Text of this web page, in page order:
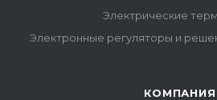
Электрические
Электронные регуляторы и
КОМПАНИЯ